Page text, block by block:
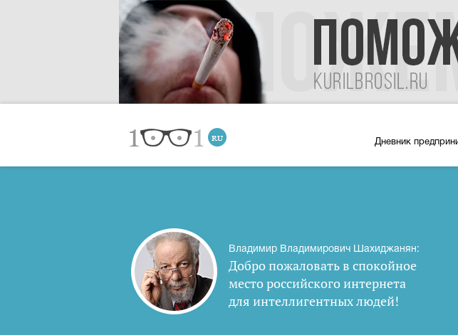
Дневник
Владимир Владимирович Шахиджанян:
Добро пожаловать в спокойное
место российского интернета
для интеллигентных людей!